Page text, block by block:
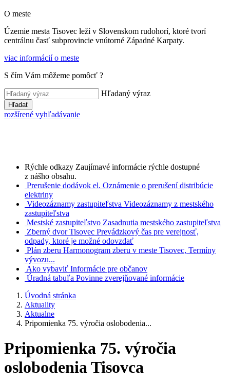
O meste
Územie mesta Tisovec leží v Slovenskom rudohorí, ktoré tvorí
centrálnu časť subprovincie vnútorné Západné Karpaty.
viac informácií o meste
S čím Vám môžeme pomôcť ?
Hľadaný výraz
Hľadať
rozšírené vyhľadávanie
Rýchle odkazy Zaujímavé informácie rýchle dostupné
z nášho obsahu.
Prerušenie dodávok el. Oznámenie o prerušení distribúcie
elektriny
Videozáznamy zastupiteľstva Videozáznamy z mestského
zastupiteľstva
Mestské zastupiteľstvo Zasadnutia mestského zastupiteľstva
Zberný dvor Tisovec Prevádzkový čas pre verejnosť,
odpady, ktoré je možné odovzdať
Plán zberu Harmonogram zberu v meste Tisovec, Termíny
vývozu...
Ako vybaviť Informácie pre občanov
Úradná tabuľa Povinne zverejňované informácie
Úvodná stránka
Aktuality
Aktualne
Pripomienka 75. výročia oslobodenia...
Pripomienka 75. výročia
oslobodenia Tisovca